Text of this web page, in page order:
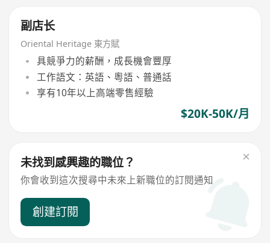
副店长
Oriental Heritage 東方賦
具競爭力的薪酬，成長機會豐厚
工作語文：英語、粵語、普通話
享有10年以上高端零售經驗
$20K-50K/月
未找到感興趣的職位？
你會收到這次搜尋中未來上新職位的訂閱通知
創建訂閱